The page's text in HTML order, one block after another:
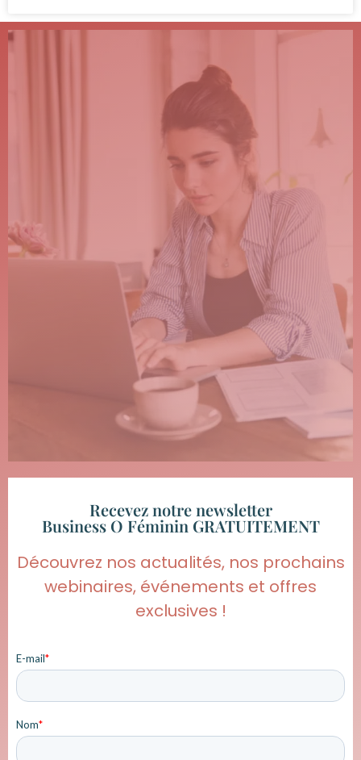
Recevez notre newsletter
Business O Féminin GRATUITEMENT
Découvrez nos actualités, nos prochains
webinaires, événements et offres
exclusives !